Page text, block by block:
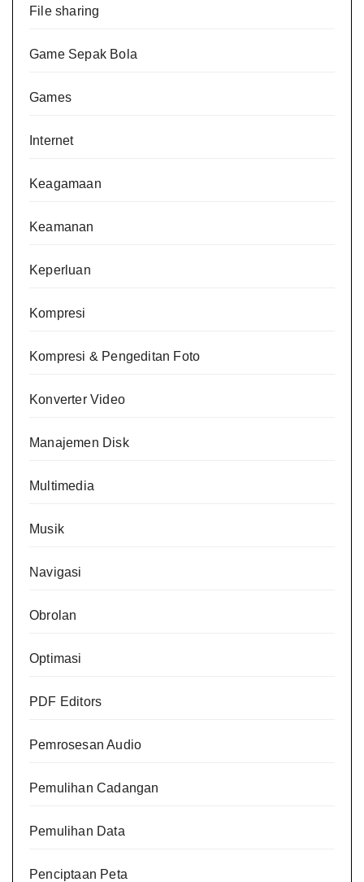
File sharing
Game Sepak Bola
Games
Internet
Keagamaan
Keamanan
Keperluan
Kompresi
Kompresi & Pengeditan Foto
Konverter Video
Manajemen Disk
Multimedia
Musik
Navigasi
Obrolan
Optimasi
PDF Editors
Pemrosesan Audio
Pemulihan Cadangan
Pemulihan Data
Penciptaan Peta